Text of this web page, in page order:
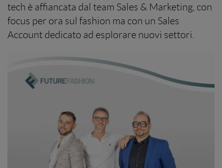
tech è affiancata dal team Sales & Marketing, con
focus per ora sul fashion ma con un Sales
Account dedicato ad esplorare nuovi settori.